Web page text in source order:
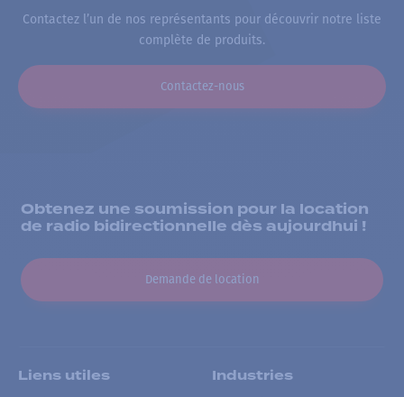
Contactez l’un de nos représentants pour découvrir notre liste
complète de produits.
Contactez-nous
Obtenez une soumission pour la location
de radio bidirectionnelle dès aujourdhui !
Demande de location
Liens utiles Industries